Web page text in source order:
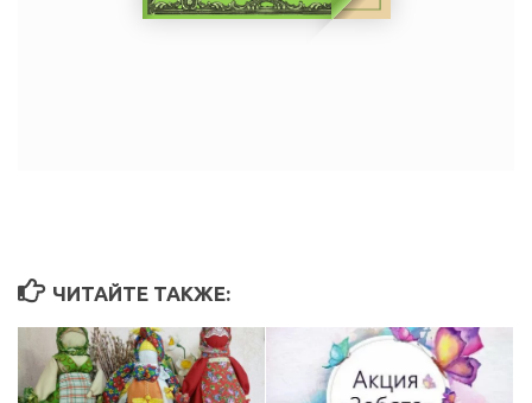
ЧИТАЙТЕ ТАКЖЕ: